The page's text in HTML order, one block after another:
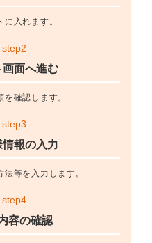
入れます。
step2
画面へ進む
確認します。
step3
情報の入力
等を入力します。
step4
容の確認